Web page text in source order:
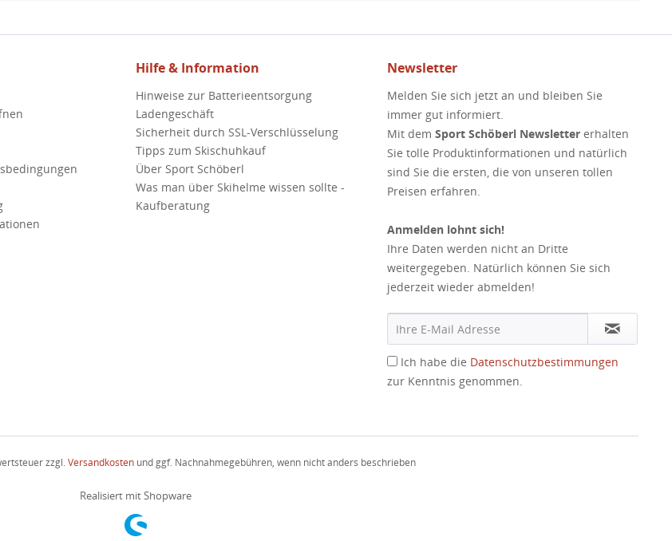
Hilfe & Information
Hinweise zur Batterieentsorgung
Ladengeschäft
Sicherheit durch SSL-Verschlüsselung
Tipps zum Skischuhkauf
Über Sport Schöberl
Was man über Skihelme wissen sollte -
Kaufberatung
Newsletter
Melden Sie sich jetzt an und bleiben Sie
immer gut informiert.
Mit dem Sport Schöberl Newsletter erhalten
Sie tolle Produktinformationen und natürlich
sind Sie die ersten, die von unseren tollen
Preisen erfahren.
Anmelden lohnt sich!
Ihre Daten werden nicht an Dritte
weitergegeben. Natürlich können Sie sich
jederzeit wieder abmelden!
Ich habe die Datenschutzbestimmungen
zur Kenntnis genommen.
zzgl. Versandkostenund ggf. Nachnahmegebühren, wenn nicht anders beschrieben
Realisiert mit Shopware